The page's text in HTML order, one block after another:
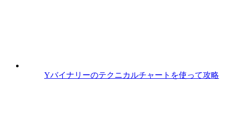
Yバイナリーのテクニカルチャートを使って攻略